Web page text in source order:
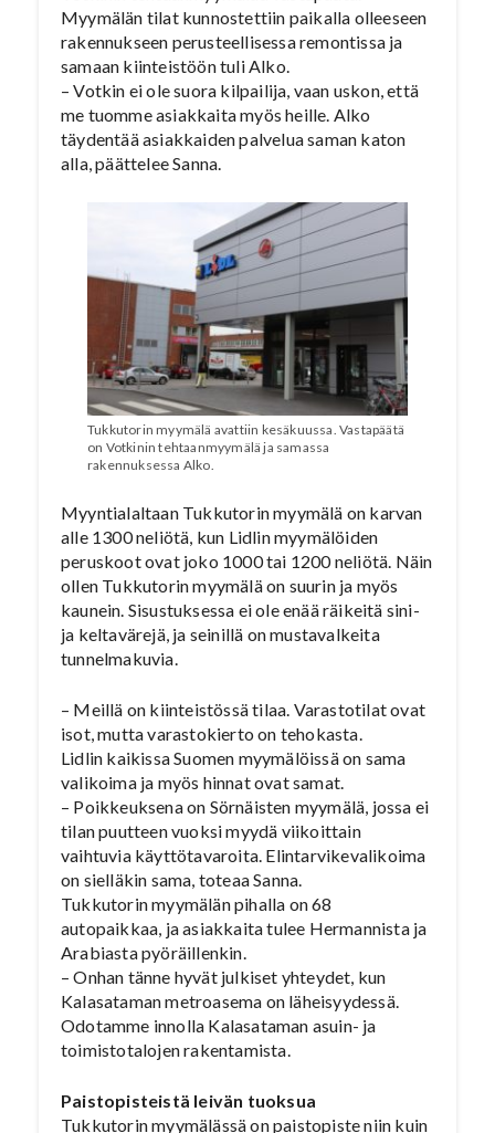
Myymälän tilat kunnostettiin paikalla olleeseen
rakennukseen perusteellisessa remontissa ja
samaan kiinteistöön tuli Alko.
– Votkin ei ole suora kilpailija, vaan uskon, että
me tuomme asiakkaita myös heille. Alko
täydentää asiakkaiden palvelua saman katon
alla, päättelee Sanna.
Tukkutorin myymälä avattiin kesäkuussa. Vastapäätä
on Votkinin tehtaanmyymälä ja samassa
rakennuksessa Alko.
Myyntialaltaan Tukkutorin myymälä on karvan
alle 1300 neliötä, kun Lidlin myymälöiden
peruskoot ovat joko 1000 tai 1200 neliötä. Näin
ollen Tukkutorin myymälä on suurin ja myös
kaunein. Sisustuksessa ei ole enää räikeitä sini-
ja keltavärejä, ja seinillä on mustavalkeita
tunnelmakuvia.
– Meillä on kiinteistössä tilaa. Varastotilat ovat
isot, mutta varastokierto on tehokasta.
Lidlin kaikissa Suomen myymälöissä on sama
valikoima ja myös hinnat ovat samat.
– Poikkeuksena on Sörnäisten myymälä, jossa ei
tilan puutteen vuoksi myydä viikoittain
vaihtuvia käyttötavaroita. Elintarvikevalikoima
on sielläkin sama, toteaa Sanna.
Tukkutorin myymälän pihalla on 68
autopaikkaa, ja asiakkaita tulee Hermannista ja
Arabiasta pyöräillenkin.
– Onhan tänne hyvät julkiset yhteydet, kun
Kalasataman metroasema on läheisyydessä.
Odotamme innolla Kalasataman asuin- ja
toimistotalojen rakentamista.
Paistopisteistä leivän tuoksua
Tukkutorin myymälässä on paistopiste niin kuin